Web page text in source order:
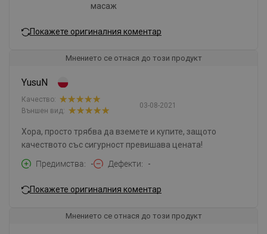
масаж
Покажете оригиналния коментар
Мнението се отнася до този продукт
YusuN
03-08-2021
Качество:
Външен вид:
Хора, просто трябва да вземете и купите, защото
качеството със сигурност превишава цената!
Предимства
- Дефекти -
Покажете оригиналния коментар
Мнението се отнася до този продукт